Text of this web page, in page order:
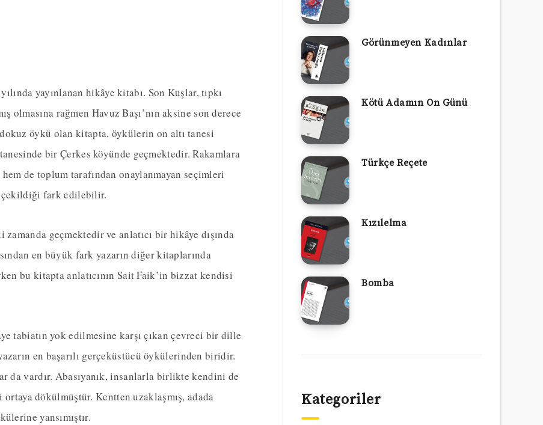
yılında yayınlanan hikâye kitabı. Son Kuşlar, tıpkı
olmasına rağmen Havuz Başı’nın aksine son derece
öykü olan kitapta, öykülerin on altı tanesi
bir Çerkes köyünde geçmektedir. Rakamlara
hem de toplum tarafından onaylanmayan seçimleri
çekildiği fark edilebilir.
geçmektedir ve anlatıcı bir hikâye dışında
en büyük fark yazarın diğer kitaplarında
bu kitapta anlatıcının Sait Faik’in bizzat kendisi
tabiatın yok edilmesine karşı çıkan çevreci bir dille
en başarılı gerçeküstücü öykülerinden biridir.
da vardır. Abasıyanık, insanlarla birlikte kendini de
dökülmüştür. Kentten uzaklaşmış, adada
yansımıştır.
Görünmeyen Kadınlar
Kötü Adamın On Günü
Türkçe Reçete
Kızılelma
Bomba
Kategoriler